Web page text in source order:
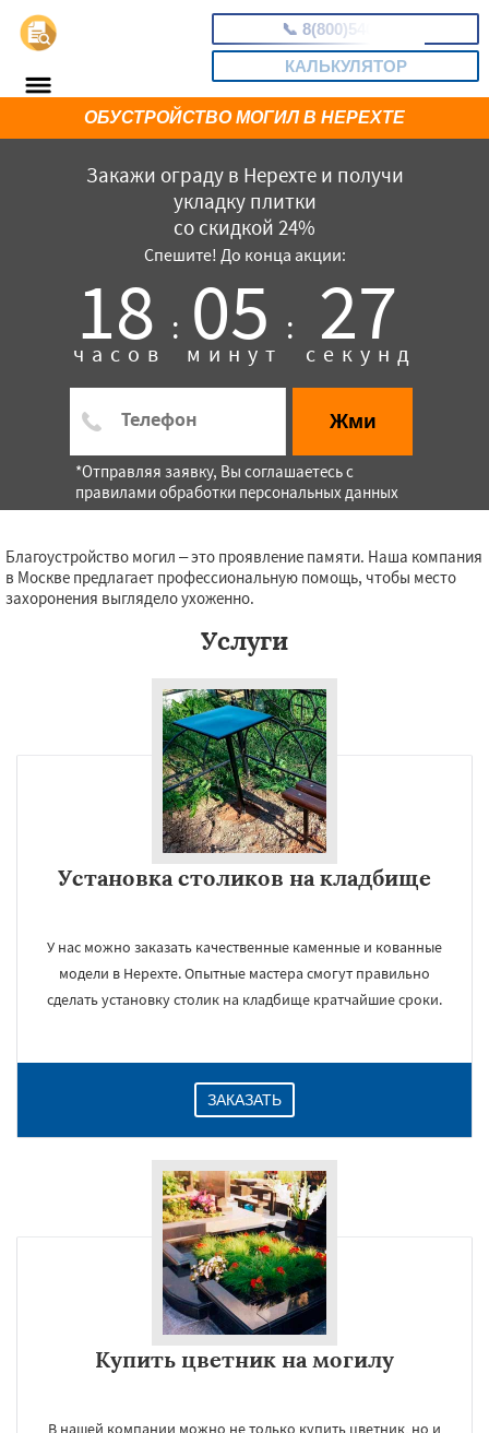
📞 8(800)5403465
КАЛЬКУЛЯТОР
Закажи ограду в Нерехте и получи
укладку плитки
со скидкой 24%
Спешите! До конца акции:
18 :
часов 05 :
минут 26
секунд
Жми
*Отправляя заявку, Вы соглашаетесь с
правилами обработки персональных данных
ОБУСТРОЙСТВО МОГИЛ В НЕРЕХТЕ
Благоустройство могил – это проявление памяти. Наша компания
в Москве предлагает профессиональную помощь, чтобы место
захоронения выглядело ухоженно.
Услуги
Установка столиков на кладбище
У нас можно заказать качественные каменные и кованные
модели в Нерехте. Опытные мастера смогут правильно
сделать установку столик на кладбище кратчайшие сроки.
ЗАКАЗАТЬ
Купить цветник на могилу
В нашей компании можно не только купить цветник, но и